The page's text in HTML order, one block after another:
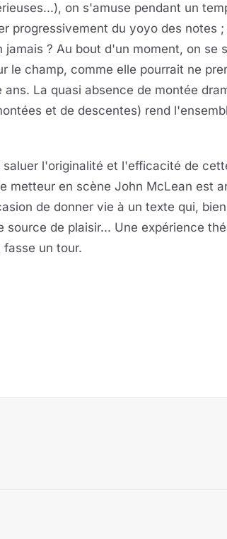
on s'amuse pendant un
progressivement du yoyo des notes
? Au bout d'un moment, on se
le champ, comme elle pourrait ne
ans. La quasi absence de montée
et de descentes) rend
saluer l'originalité et l'efficacité de
metteur en scène John McLean est
de donner vie à un texte qui,
source de plaisir... Une expérience
un tour.